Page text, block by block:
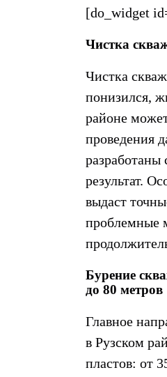
[do_widget
Чистка
Чистка
понизился,
районеможет
проведения
результат.
выдаст
проблемные
Бурение
до 80 метров
Главное
в Рузском
пластов: от